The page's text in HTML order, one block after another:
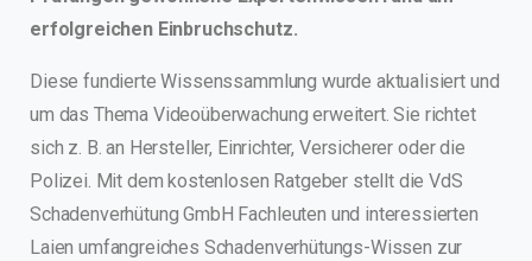
erfolgreichen Einbruchschutz.
Diese fundierte Wissenssammlung wurde aktualisiert und
um das Thema Videoüberwachung erweitert. Sie richtet
sich z. B. an Hersteller, Einrichter, Versicherer oder die
Polizei. Mit dem kostenlosen Ratgeber stellt die VdS
Schadenverhütung GmbH Fachleuten und interessierten
Laien umfangreiches Schadenverhütungs-Wissen zur